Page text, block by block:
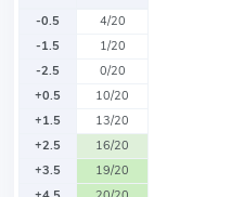
-0.5
4/20
-1.5
1/20
-2.5
0/20
+0.5
10/20
+1.5
13/20
+2.5
16/20
+3.5
19/20